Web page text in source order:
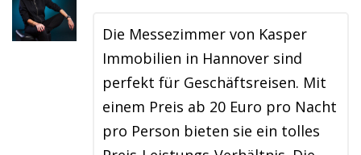
Die Messezimmer von Kasper
Immobilien in Hannover sind
perfekt für Geschäftsreisen. Mit
einem Preis ab 20 Euro pro Nacht
pro Person bieten sie ein tolles